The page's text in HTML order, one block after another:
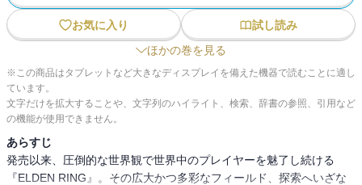
お気に入り
試し読み
ほかの巻を見る
※この商品はタブレットなど大きなディスプレイを備えた機器で読むことに適し
ています。
文字だけを拡大することや、文字列のハイライト、検索、辞書の参照、引用など
の機能が使用できません。
あらすじ
発売以来、圧倒的な世界観で世界中のプレイヤーを魅了し続ける
『ELDEN RING』。その広大かつ多彩なフィールド、探索へいざな